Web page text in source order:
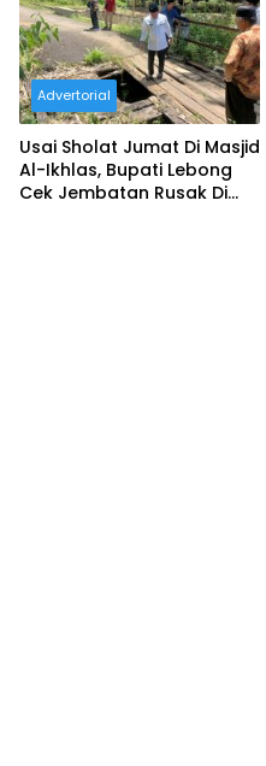
Advertorial
Usai Sholat Jumat Di Masjid
Al-Ikhlas, Bupati Lebong
Cek Jembatan Rusak Di